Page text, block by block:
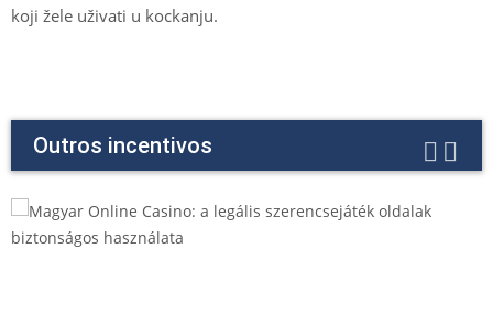
koji žele uživati u kockanju.
Outros incentivos